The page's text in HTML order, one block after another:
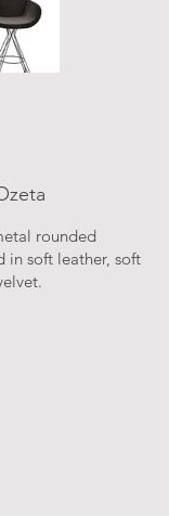
rounded
in soft leather, soft